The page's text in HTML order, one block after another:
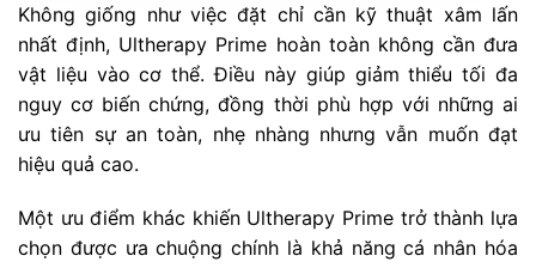
Không giống như việc đặt chỉ cần kỹ thuật xâm lấn
nhất định, Ultherapy Prime hoàn toàn không cần đưa
vật liệu vào cơ thể. Điều này giúp giảm thiểu tối đa
nguy cơ biến chứng, đồng thời phù hợp với những ai
ưu tiên sự an toàn, nhẹ nhàng nhưng vẫn muốn đạt
hiệu quả cao.
Một ưu điểm khác khiến Ultherapy Prime trở thành lựa
chọn được ưa chuộng chính là khả năng cá nhân hóa